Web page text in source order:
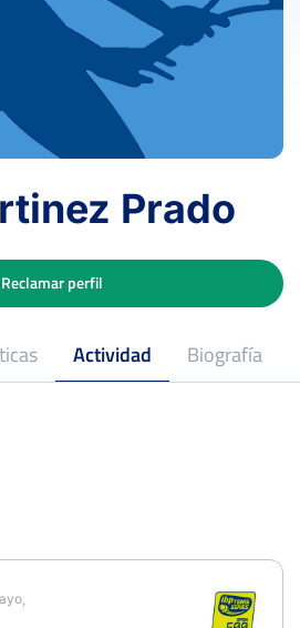
Prado
Actividad Biografía
Reclamar perfil